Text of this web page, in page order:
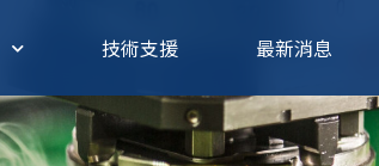
技術支援 最新消息